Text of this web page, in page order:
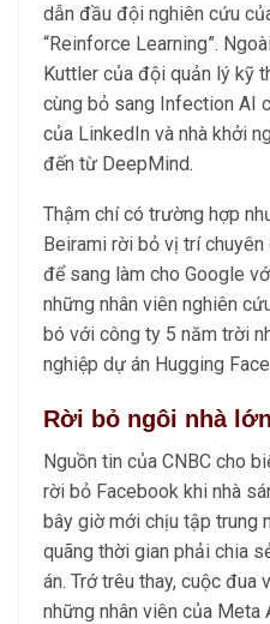
dẫn đầu đội nghiên cứu
“Reinforce Learning”.
Kuttler của đội quản lý kỹ
cùng bỏ sang Infection AI
của LinkedIn và nhà khởi
đến từ DeepMind.
Thậm chí có trường hợp
Beirami rời bỏ vị trí
để sang làm cho Google
những nhân viên nghiên
bó với công ty 5 năm trời
nghiệp dự án Hugging
Rời bỏ ngôi nhà lớn
Nguồn tin của CNBC cho
rời bỏ Facebook khi nhà
bây giờ mới chịu tập trung
quãng thời gian phải chia
án. Trớ trêu thay, cuộc đua
những nhân viên của